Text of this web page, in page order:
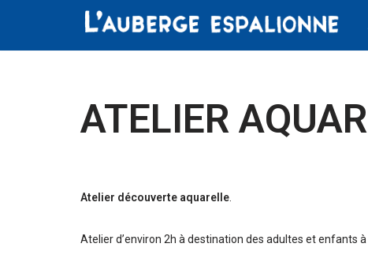
ATELIER
Atelier découverte aquarelle
Atelier d’environ 2h à destination des adultes et enfants à